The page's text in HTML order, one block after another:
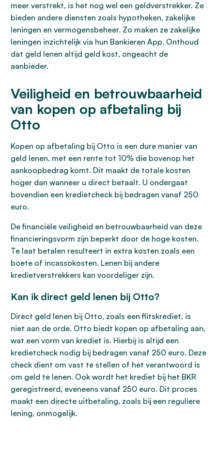
meer verstrekt, is het nog wel een geldverstrekker. Ze
bieden andere diensten zoals hypotheken, zakelijke
leningen en vermogensbeheer. Zo maken ze zakelijke
leningen inzichtelijk via hun Bankieren App. Onthoud
dat geld lenen altijd geld kost, ongeacht de
aanbieder.
Veiligheid en betrouwbaarheid
van kopen op afbetaling bij
Otto
Kopen op afbetaling bij Otto is een dure manier van
geld lenen, met een rente tot 10% die bovenop het
aankoopbedrag komt. Dit maakt de totale kosten
hoger dan wanneer u direct betaalt. U ondergaat
bovendien een kredietcheck bij bedragen vanaf 250
euro.
De financiële veiligheid en betrouwbaarheid van deze
financieringsvorm zijn beperkt door de hoge kosten.
Te laat betalen resulteert in extra kosten zoals een
boete of incassokosten. Lenen bij andere
kredietverstrekkers kan voordeliger zijn.
Kan ik direct geld lenen bij Otto?
Direct geld lenen bij Otto, zoals een flitskrediet, is
niet aan de orde. Otto biedt kopen op afbetaling aan,
wat een vorm van krediet is. Hierbij is altijd een
kredietcheck nodig bij bedragen vanaf 250 euro. Deze
check dient om vast te stellen of het verantwoord is
om geld te lenen. Ook wordt het krediet bij het BKR
geregistreerd, eveneens vanaf 250 euro. Dit proces
maakt een directe uitbetaling, zoals bij een reguliere
lening, onmogelijk.